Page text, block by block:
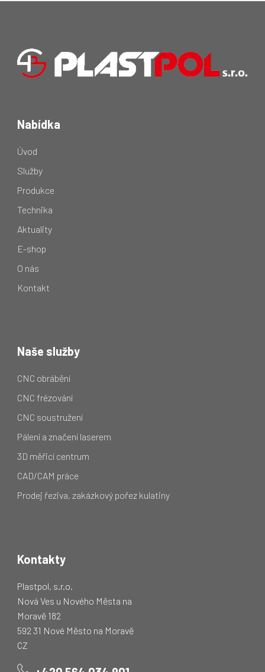
Nabídka
Úvod
Služby
Produkce
Technika
Aktuality
E-shop
O nás
Kontakt
Naše služby
CNC obrábění
CNC frézování
CNC soustružení
Pálení a značení laserem
3D měřicí centrum
CAD/CAM práce
Prodej řeziva, zakázkový pořez kulatiny
Kontakty
Plastpol, s.r.o.
Nová Ves u Nového Města na
Moravě 182
592 31 Nové Město na Moravě
CZ